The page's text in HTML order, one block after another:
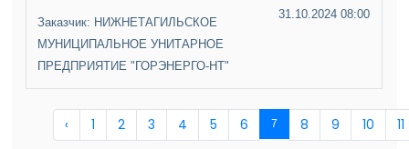
Заказчик: НИЖНЕТАГИЛЬСКОЕ
МУНИЦИПАЛЬНОЕ УНИТАРНОЕ
ПРЕДПРИЯТИЕ "ГОРЭНЕРГО-НТ"
31.10.2024 08:00
‹ 1 2 3 4 5 6 7 8 9 10 11